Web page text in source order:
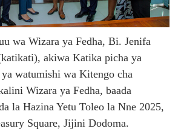
wa Wizara ya Fedha, Bi. Jenifa
akiwa Katika picha ya
watumishi wa Kitengo cha
Wizara ya Fedha, baada
la Hazina Yetu Toleo la Nne 2025,
Square, Jijini Dodoma.